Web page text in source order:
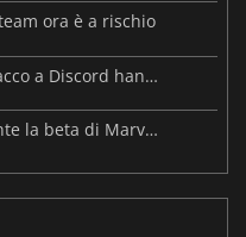
ora è a rischio
Le mappe dei malware e un attacco a Discord hanno colpito Meccha Chameleon
PlayStation Network in tilt durante la beta di Marvel Tōkon